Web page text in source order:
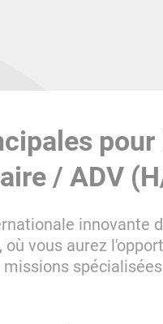
pour
/ ADV
innovante
où vous aurez